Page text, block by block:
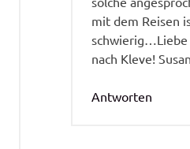
mit dem Reisen
schwierig…Liebe
nach Kleve!
Antworten